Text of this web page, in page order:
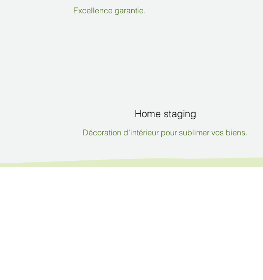
Excellence garantie.
Home staging
Décoration d’intérieur pour sublimer vos biens.